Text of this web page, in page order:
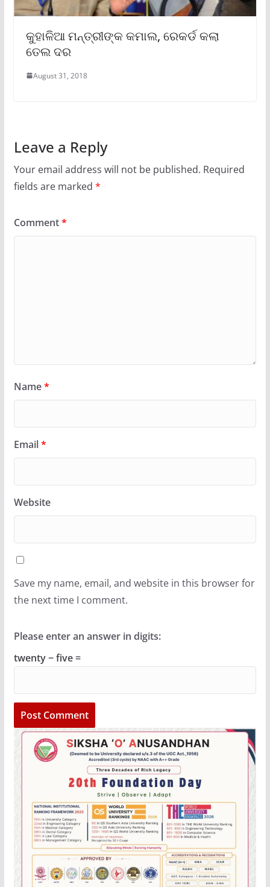
କୁହାଳିଆ ମନ୍ତ୍ରୀଙ୍କ କମାଲ, ରେକର୍ଡ କଲା
ତେଲ ଦର
August 31, 2018
Leave a Reply
Your email address will not be published. Required
fields are marked *
Comment*
Name*
Email*
Website
Save my name, email, and website in this browser for
the next time I comment.
Please enter an answer in digits:
twenty − five =